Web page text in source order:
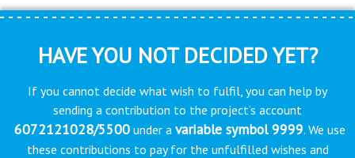
HAVE YOU NOT DECIDED YET?
If you cannot decide what wish to fulfil, you can help by
sending a contribution to the project’s account
6072121028/5500under a variable symbol 9999. We use
these contributions to pay for the unfulfilled wishes and